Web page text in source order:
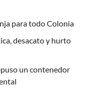
para todo Colonia
desacato y hurto
un contenedor